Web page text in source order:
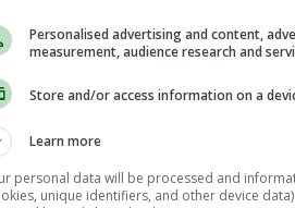
Netzwerk
ist eine von vielen
der JetztMedien.com Medien,
Personalised advertising and content,
measurement, audience research and
Store and/or access information on a
Learn more
personal data will be processed and
unique identifiers, and other device